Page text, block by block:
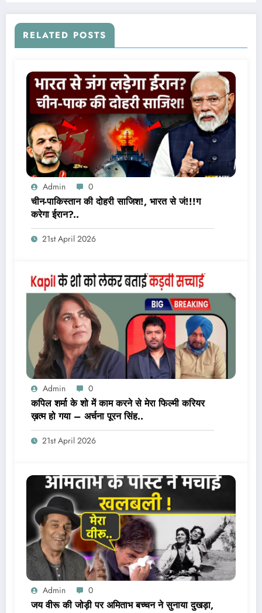
RELATED POSTS
Admin 0
चीन-पाकिस्तान की दोहरी साजिश!, भारत से जं!!!ग
करेगा ईरान?..
21st April 2026
Admin 0
कपिल शर्मा के शो में काम करने से मेरा फिल्मी करियर
ख़त्म हो गया – अर्चना पूरन सिंह..
21st April 2026
Admin 0
जय वीरू की जोड़ी पर अमिताभ बच्चन ने सुनाया दुखड़ा,